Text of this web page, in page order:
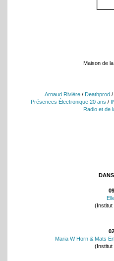
Maison de
Arnaud Rivière / Deathprod /
Présences Électronique 20 ans /
Radio et de
(Institut
Maria W Horn & Mats
(Institut